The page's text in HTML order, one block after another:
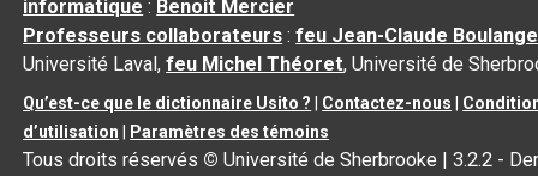
informatique : Benoit Mercier
Professeurs collaborateurs :feu Jean-Claude
Université Laval,feu Michel Théoret, Université de
Qu’est-ce que le dictionnaire Usito ? Contactez-nous
d’utilisation
Paramètres des témoins
Tous droits réservés © Université de Sherbrooke |3.2.2 -